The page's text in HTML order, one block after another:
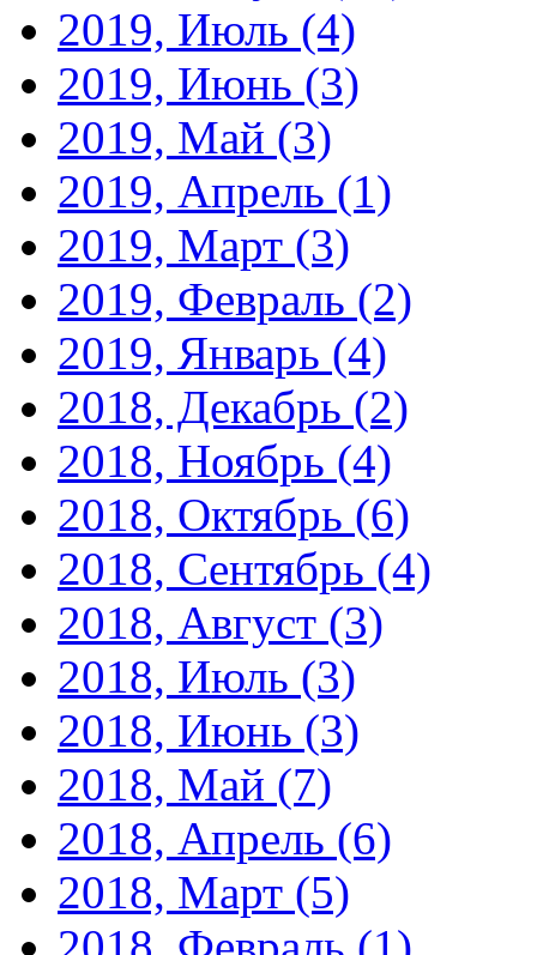
2019, Июль (4)
2019, Июнь (3)
2019, Май (3)
2019, Апрель (1)
2019, Март (3)
2019, Февраль (2)
2019, Январь (4)
2018, Декабрь (2)
2018, Ноябрь (4)
2018, Октябрь (6)
2018, Сентябрь (4)
2018, Август (3)
2018, Июль (3)
2018, Июнь (3)
2018, Май (7)
2018, Апрель (6)
2018, Март (5)